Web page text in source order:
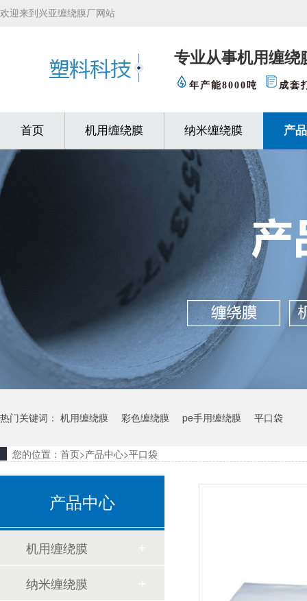
欢迎来到兴亚缠绕膜厂网站
专业从事机用缠绕
年产能8000吨 成套
首页 机用缠绕膜 纳米缠绕膜 产
热门关键词： 机用缠绕膜 彩色缠绕膜 pe手用缠绕膜 平口袋
您的位置： 首页>产品中心>平口袋
产品中心
机用缠绕膜
纳米缠绕膜